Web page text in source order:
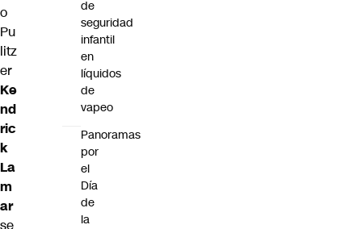
o
Pu
litz
er
Ke
nd
ric
k
La
m
ar
de
seguridad
infantil
en
líquidos
de
vapeo
Panoramas
por
el
Día
de
la